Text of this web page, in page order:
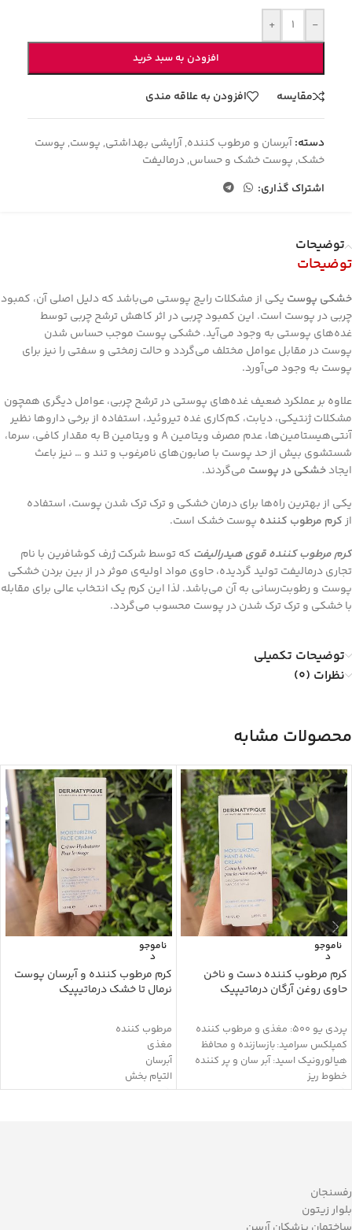
-
+
افزودن به سبد خرید
مقایسه افزودن به علاقه مندی
دسته:آبرسان و مرطوب کننده,آرایشی بهداشتی, پوست, پوست
خشک, پوست خشک و حساس,درمالیفت
اشتراک گذاری:
توضیحات
توضیحات
خشکی پوست یکی از مشکلات رایج پوستی می‌باشد که دلیل اصلی آن، کمبود
چربی در پوست است. این کمبود چربی در اثر کاهش ترشح چربی توسط
غده‌های پوستی به وجود می‌آید. خشکی پوست موجب حساس شدن
پوست در مقابل عوامل مختلف می‌گردد و حالت زمختی و سفتی را نیز برای
پوست به وجود می‌آورد.
علاوه بر عملکرد ضعیف غده‌های پوستی در ترشح چربی، عوامل دیگری همچون
مشکلات ژنتیکی، دیابت، کم‌کاری غده تیروئید، استفاده از برخی داروها نظیر
آنتی‌هیستامین‌ها، عدم مصرف ویتامین A و ویتامین B به مقدار کافی، سرما،
شستشوی بیش از حد پوست با صابون‌های نامرغوب و تند و … نیز باعث
ایجادخشکی در پوست می‌گردند.
یکی از بهترین راه‌ها برای درمان خشکی و ترک ترک شدن پوست، استفاده
ازکرم مرطوب کننده پوست خشک است.
کرم مرطوب کننده قوی هیدرالیفت که توسط شرکت ژرف کوشافرین با نام
تجاری درمالیفت تولید گردیده، حاوی مواد اولیه‌ی موثر در از بین بردن خشکی
پوست و رطوبت‌رسانی به آن می‌باشد. لذا این کرم یک انتخاب عالی برای مقابله
با خشکی و ترک ترک شدن در پوست محسوب می‌گردد.
توضیحات تکمیلی
نظرات (0)
محصولات مشابه
ناموجو
د
کرم مرطوب کننده دست و ناخن
حاوی روغن آرگان درماتیپیک
پردی یو 500: مغذی و مرطوب کننده
کمپلکس سرامید: بازسازنده و محافظ
هیالورونیک اسید: آبر سان و پر کننده
خطوط ریز
ویتامین E: آنتی اکسیدان و مرطوب
بیزابولول: ضد التهاب
گلیسیرین: نرم کننده
روغن جوجوبا: رطوبت رسان و رفع خشکی
ناموجو
د
کرم مرطوب کننده و آبرسان پوست
نرمال تا خشک درماتیپیک
مرطوب کننده
مغذی
آبرسان
التیام بخش
افزایش نرمی و لطافت پوست
رفسنجان
بلوار زیتون